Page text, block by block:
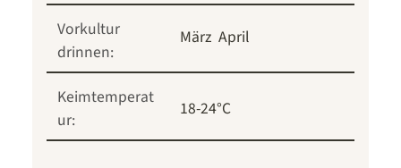
Vorkultur
drinnen:
März April
Keimtemperat
ur:
18-24°C